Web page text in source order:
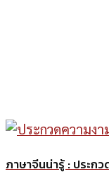
ภาษาจีนน่ารู้ : ประก